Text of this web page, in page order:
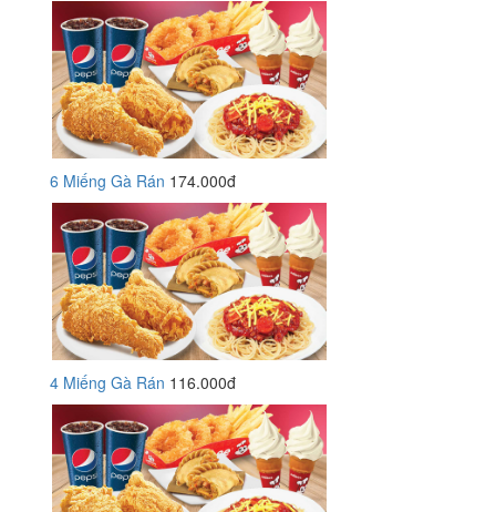
6 Miếng Gà Rán 174.000đ
4 Miếng Gà Rán 116.000đ